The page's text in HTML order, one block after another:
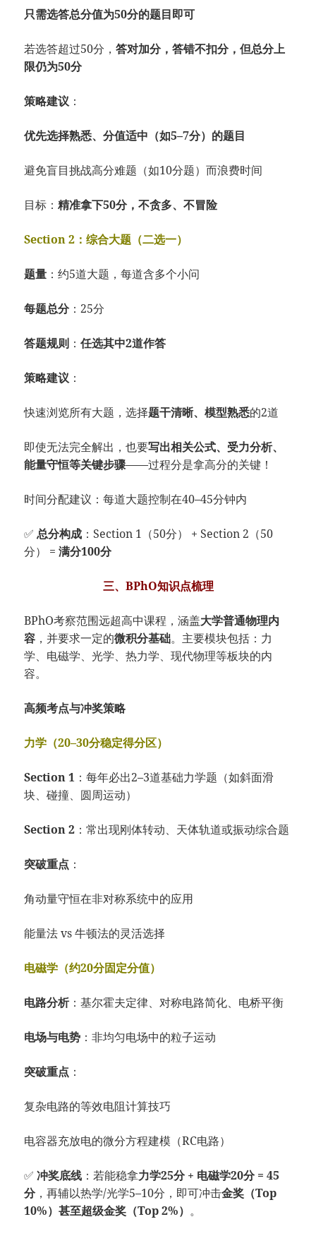
只需选答总分值为50分的题目即可
若选答超过50分，答对加分，答错不扣分，但总分上
限仍为50分
策略建议 ：
优先选择熟悉、分值适中（如5–7分）的题目
避免盲目挑战高分难题（如10分题）而浪费时间
目标：精准拿下50分，不贪多、不冒险
Section 2：综合大题（二选一）
题量 ：约5道大题，每道含多个小问
每题总分：25分
答题规则 ：任选其中2道作答
策略建议 ：
快速浏览所有大题，选择题干清晰、模型熟悉的2道
即使无法完全解出，也要写出相关公式、受力分析、
能量守恒等关键步骤——过程分是拿高分的关键！
时间分配建议：每道大题控制在40–45分钟内
✅总分构成 ：Section 1（50分） + Section 2（50
分） =满分100分
三、BPhO知识点梳理
BPhO考察范围远超高中课程，涵盖大学普通物理内
容 ，并要求一定的微积分基础。主要模块包括：力
学、电磁学、光学、热力学、现代物理等板块的内
容。
高频考点与冲奖策略
力学（20–30分稳定得分区）
Section 1 ：每年必出2–3道基础力学题（如斜面滑
块、碰撞、圆周运动）
Section 2 ：常出现刚体转动、天体轨道或振动综合题
突破重点 ：
角动量守恒在非对称系统中的应用
能量法 vs 牛顿法的灵活选择
电磁学（约20分固定分值）
电路分析：基尔霍夫定律、对称电路简化、电桥平衡
电场与电势 ：非均匀电场中的粒子运动
突破重点 ：
复杂电路的等效电阻计算技巧
电容器充放电的微分方程建模（RC电路）
✅冲奖底线 ：若能稳拿力学25分 + 电磁学20分 = 45
分，再辅以热学/光学5–10分，即可冲击金奖（Top
10%）甚至超级金奖（Top 2%） 。